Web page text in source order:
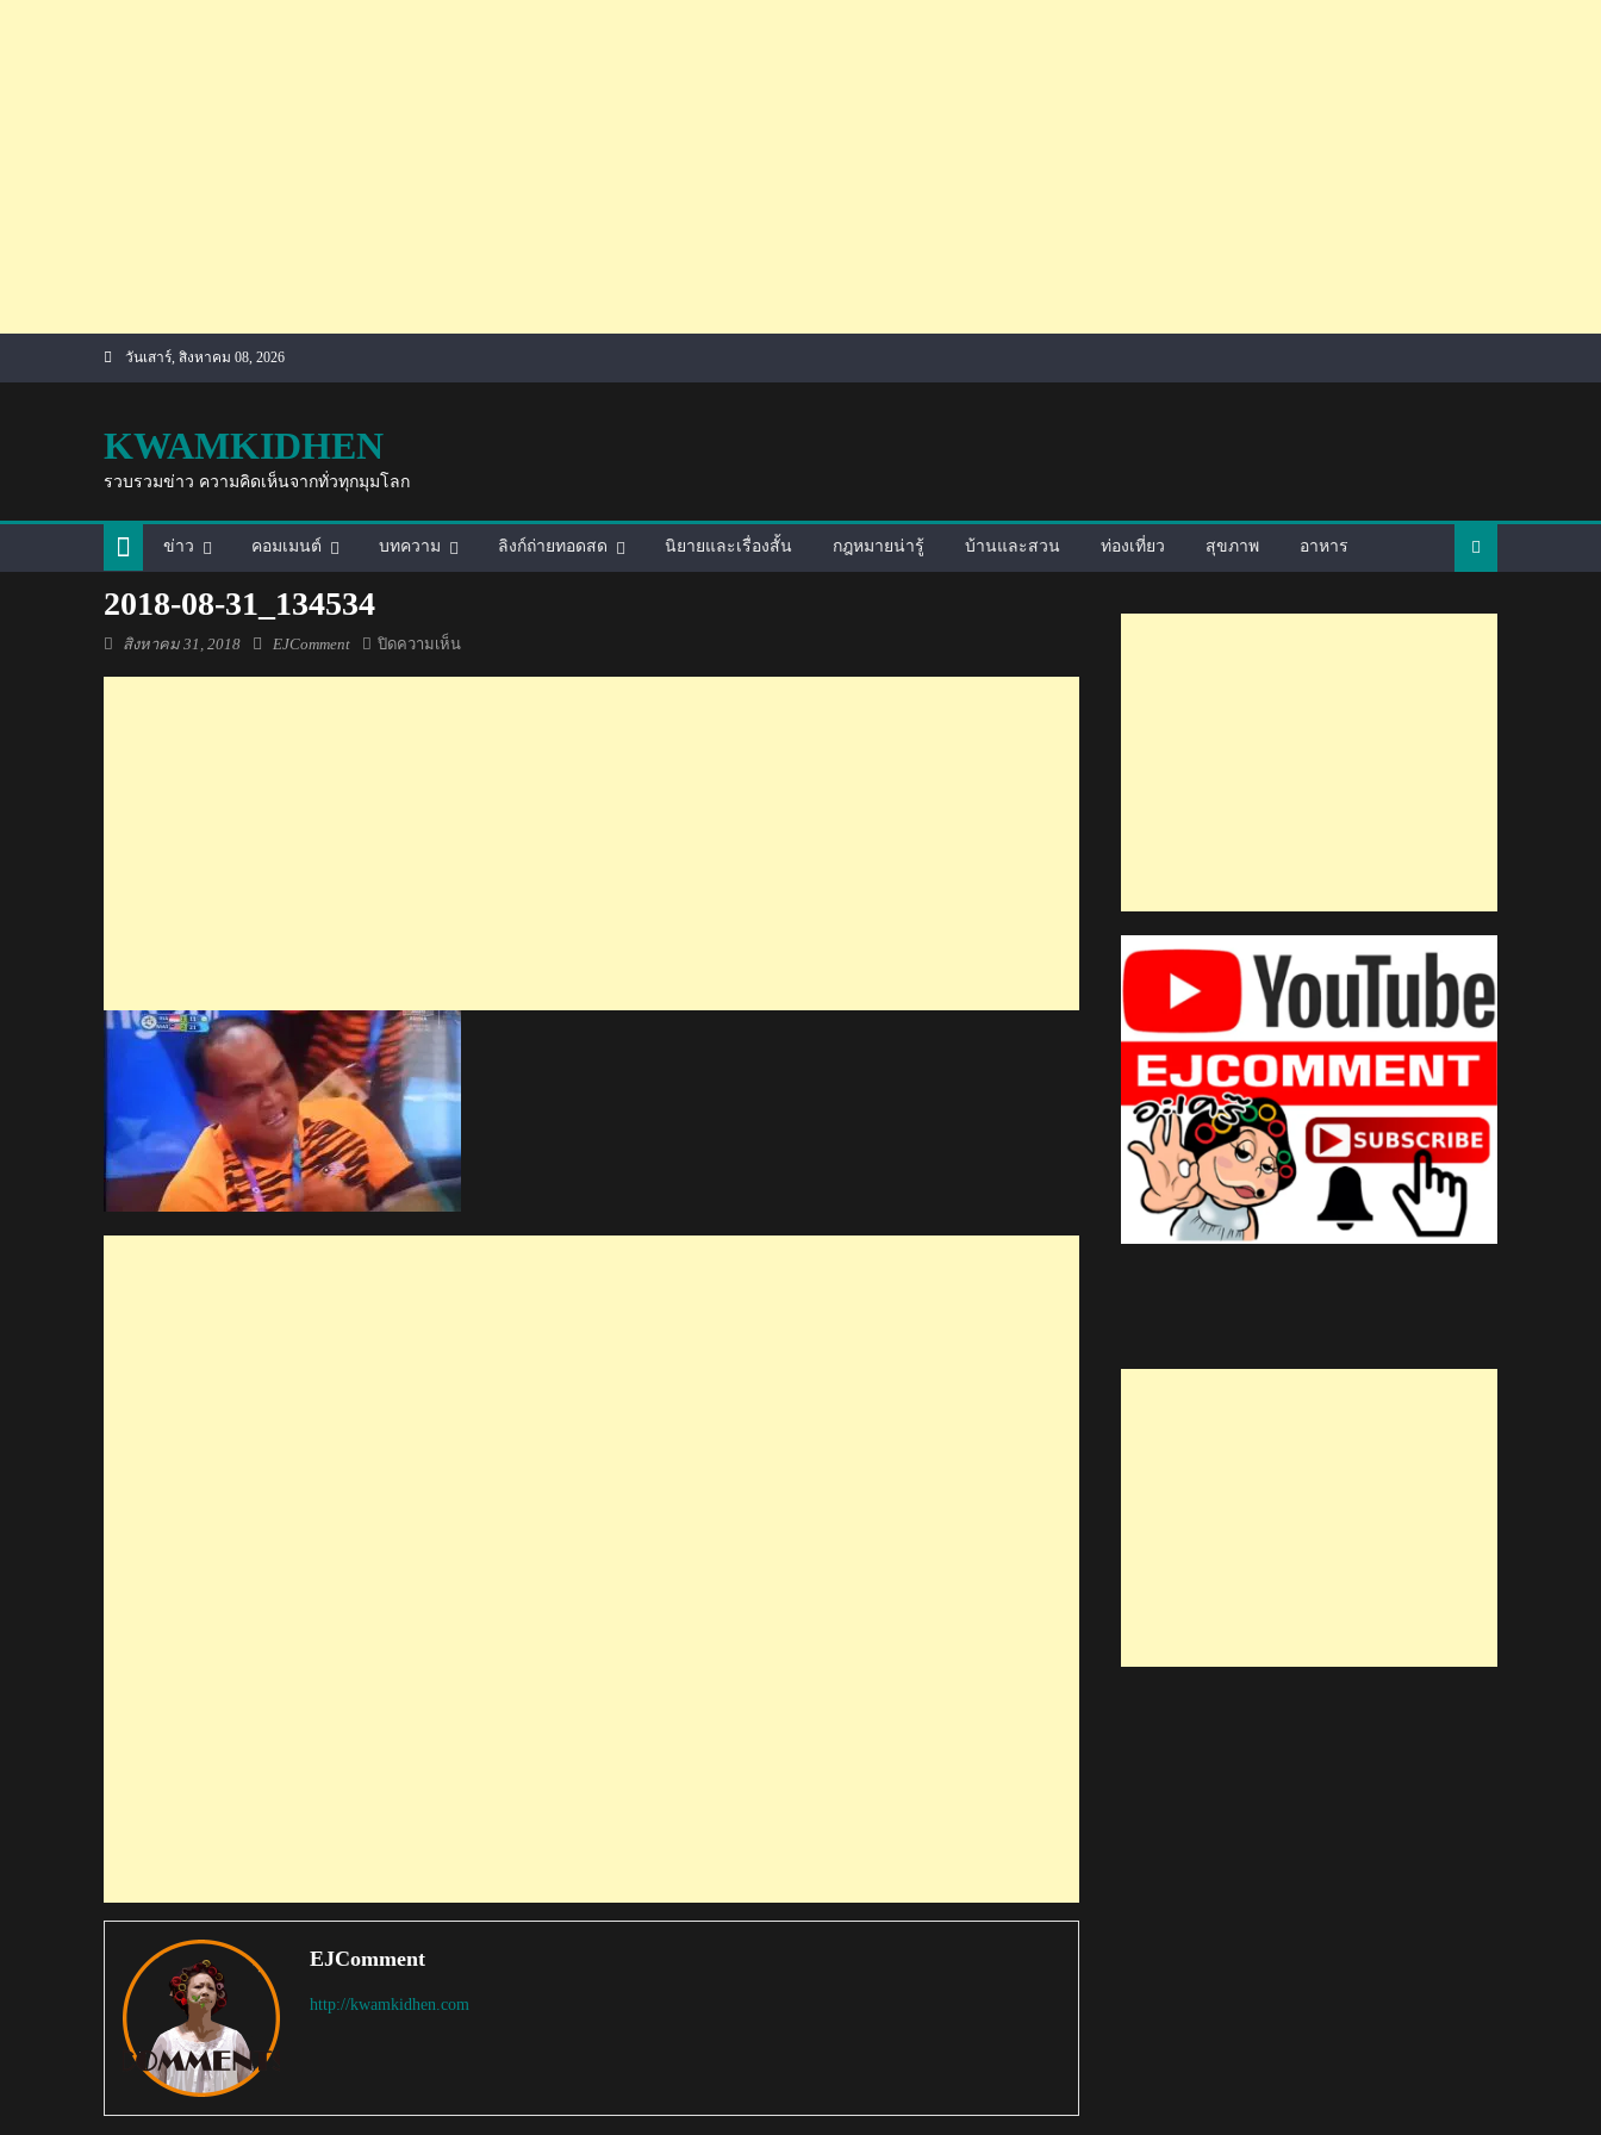
วันเสาร์, สิงหาคม 08, 2026
KWAMKIDHEN
รวบรวมข่าว ความคิดเห็นจากทั่วทุกมุมโลก
ข่าว คอมเมนต์ บทความ ลิงก์ถ่ายทอดสด นิยายและเรื่องสั้น กฎหมายน่ารู้ บ้านและสวน ท่องเที่ยว สุขภาพ อาหาร
2018-08-31_134534
Posted
สิงหาคม 31, 2018 Author
EJComment ปิดความเห็น
EJComment
http://kwamkidhen.com